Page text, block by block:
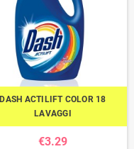
DASH ACTILIFT COLOR 18
LAVAGGI
€3.29